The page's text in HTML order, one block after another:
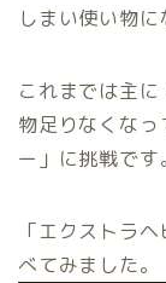
しまい使い物
これまでは主
物足りなくな
ー」に挑戦です。
「エクストラ
べてみました。